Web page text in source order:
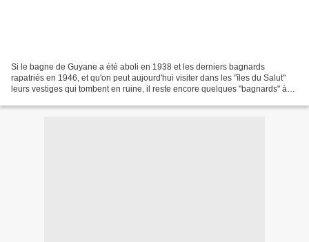
Si le bagne de Guyane a été aboli en 1938 et les derniers bagnards
rapatriés en 1946, et qu'on peut aujourd'hui visiter dans les "îles du Salut"
leurs vestiges qui tombent en ruine, il reste encore quelques "bagnards" à